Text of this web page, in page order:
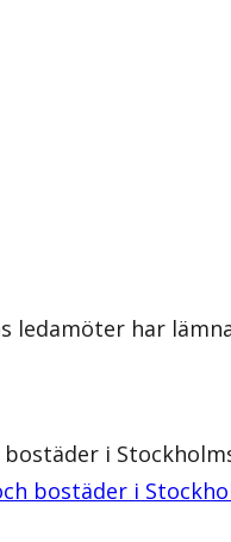
ledamöter har
i
bostäder i